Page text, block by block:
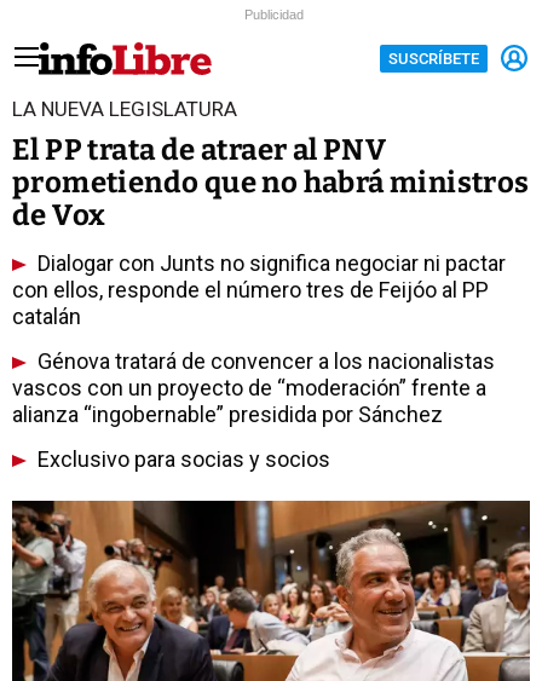
Publicidad
SUSCRÍBETE
LA NUEVA LEGISLATURA
El PP trata de atraer al PNV
prometiendo que no habrá ministros
de Vox
Dialogar con Junts no significa negociar ni pactar
con ellos, responde el número tres de Feijóo al PP
catalán
Génova tratará de convencer a los nacionalistas
vascos con un proyecto de “moderación” frente a
alianza “ingobernable” presidida por Sánchez
Exclusivo para socias y socios